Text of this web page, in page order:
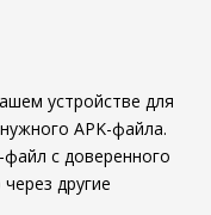
устройстве для
APK-файла.
с доверенного
другие